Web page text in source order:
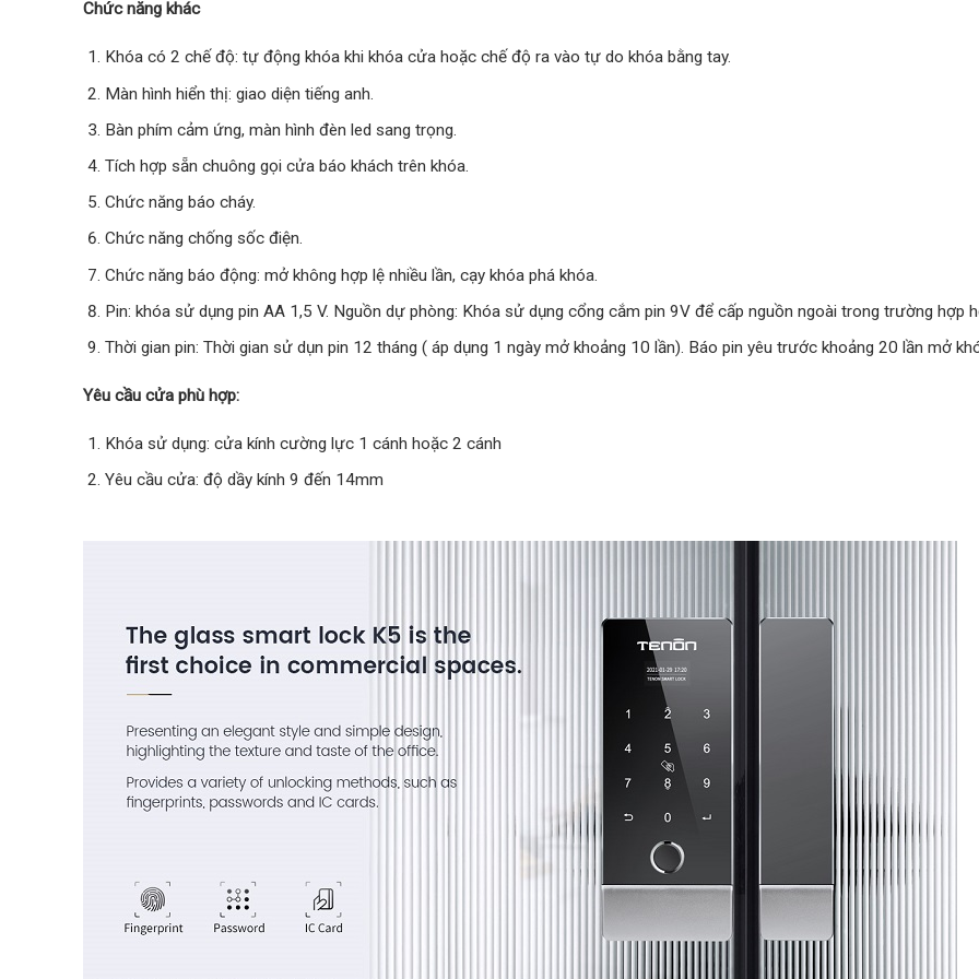
Chức năng khác
Khóa có 2 chế độ: tự động khóa khi khóa cửa hoặc chế độ ra vào tự do khóa bằng tay.
Màn hình hiển thị: giao diện tiếng anh.
Bàn phím cảm ứng, màn hình đèn led sang trọng.
Tích hợp sẵn chuông gọi cửa báo khách trên khóa.
Chức năng báo cháy.
Chức năng chống sốc điện.
Chức năng báo động: mở không hợp lệ nhiều lần, cạy khóa phá khóa.
Pin: khóa sử dụng pin AA 1,5 V. Nguồn dự phòng: Khóa sử dụng cổng cắm pin 9V để cấp nguồn ngoài trong trường hợp
Thời gian pin: Thời gian sử dụn pin 12 tháng ( áp dụng 1 ngày mở khoảng 10 lần). Báo pin yêu trước khoảng 20 lần mở
Yêu cầu cửa phù hợp:
Khóa sử dụng: cửa kính cường lực 1 cánh hoặc 2 cánh
Yêu cầu cửa: độ dầy kính 9 đến 14mm